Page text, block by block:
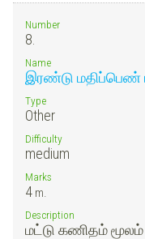
Number
8.
Name
இரண்டு மதிப்பெண்
Type
Other
Difficulty
medium
Marks
4 m.
Description
மட்டு கணிதம்